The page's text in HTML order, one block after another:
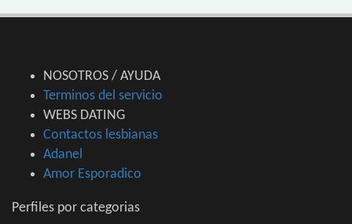
NOSOTROS / AYUDA
Terminos del servicio
WEBS DATING
Contactos lesbianas
Adanel
Amor Esporadico
Perfiles por categorias